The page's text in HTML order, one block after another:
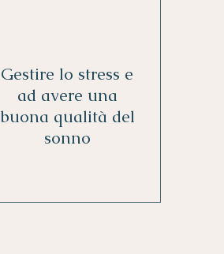
Gestire lo stress e
ad avere una
buona qualità del
sonno